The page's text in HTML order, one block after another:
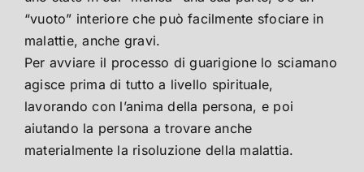
“vuoto” interiore che può facilmente sfociare in
malattie, anche gravi.
Per avviare il processo di guarigione lo sciamano
agisce prima di tutto a livello spirituale,
lavorando con l’anima della persona, e poi
aiutando la persona a trovare anche
materialmente la risoluzione della malattia.